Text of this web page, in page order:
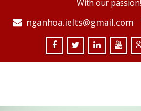
With our passion!
nganhoa.ielts@gmail.com